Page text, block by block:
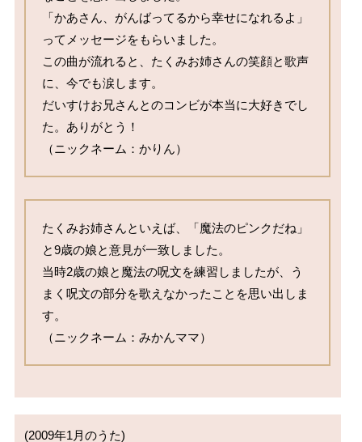
「かあさん、がんばってるから幸せになれるよ」
ってメッセージをもらいました。
この曲が流れると、たくみお姉さんの笑顔と歌声
に、今でも涙します。
だいすけお兄さんとのコンビが本当に大好きでし
た。ありがとう！
（ニックネーム：かりん）
たくみお姉さんといえば、「魔法のピンクだね」
と9歳の娘と意見が一致しました。
当時2歳の娘と魔法の呪文を練習しましたが、う
まく呪文の部分を歌えなかったことを思い出しま
す。
（ニックネーム：みかんママ）